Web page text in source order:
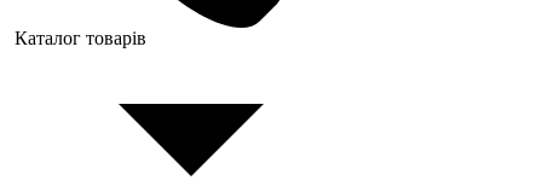
Каталог товарів